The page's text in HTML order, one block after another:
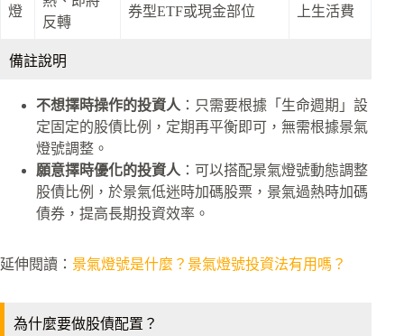
燈
反轉
券型ETF或現金部位 上生活費
備註說明
不想擇時操作的投資人 ：只需要根據「生命週期」設
定固定的股債比例，定期再平衡即可，無需根據景氣
燈號調整。
願意擇時優化的投資人 ：可以搭配景氣燈號動態調整
股債比例，於景氣低迷時加碼股票，景氣過熱時加碼
債券，提高長期投資效率。
延伸閱讀： 景氣燈號是什麼？景氣燈號投資法有用嗎？
為什麼要做股債配置？